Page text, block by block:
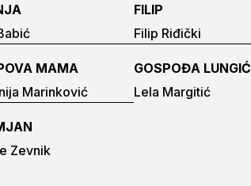
FILIP
Filip Riđički
MAMA
Marinković
GOSPOĐA LUNGIĆ
Lela Margitić
Zevnik